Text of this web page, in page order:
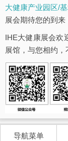
大健康产业园区/
展会期待您的到来
IHE大健康展会欢
展馆，与您相约，
导航菜单